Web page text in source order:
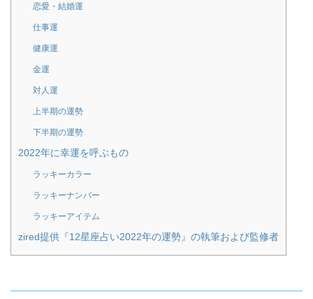
恋愛・結婚運
仕事運
健康運
金運
対人運
上半期の運勢
下半期の運勢
2022年に幸運を呼ぶもの
ラッキーカラー
ラッキーナンバー
ラッキーアイテム
zired提供『12星座占い2022年の運勢』の執筆および監修者